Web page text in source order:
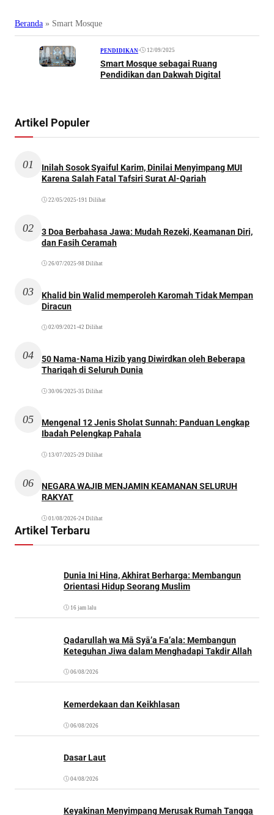
Beranda » Smart Mosque
PENDIDIKAN• 12/09/2025
Smart Mosque sebagai Ruang
Pendidikan dan Dakwah Digital
Artikel Populer
01
Inilah Sosok Syaiful Karim, Dinilai Menyimpang MUI
Karena Salah Fatal Tafsiri Surat Al-Qariah
22/05/2025 •191 Dilihat
02
3 Doa Berbahasa Jawa: Mudah Rezeki, Keamanan Diri,
dan Fasih Ceramah
26/07/2025 •98 Dilihat
03
Khalid bin Walid memperoleh Karomah Tidak Mempan
Diracun
02/09/2021 •42 Dilihat
04
50 Nama-Nama Hizib yang Diwirdkan oleh Beberapa
Thariqah di Seluruh Dunia
30/06/2025 •35 Dilihat
05
Mengenal 12 Jenis Sholat Sunnah: Panduan Lengkap
Ibadah Pelengkap Pahala
13/07/2025 •29 Dilihat
06
NEGARA WAJIB MENJAMIN KEAMANAN SELURUH
RAKYAT
01/08/2026•24 Dilihat
Artikel Terbaru
Dunia Ini Hina, Akhirat Berharga: Membangun
Orientasi Hidup Seorang Muslim
16 jam lalu
Qadarullah wa Mā Syā’a Fa’ala: Membangun
Keteguhan Jiwa dalam Menghadapi Takdir Allah
06/08/2026
Kemerdekaan dan Keikhlasan
06/08/2026
Dasar Laut
04/08/2026
Keyakinan Menyimpang Merusak Rumah Tangga